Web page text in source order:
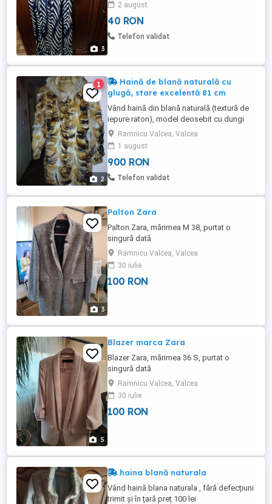
3
2 august
40 RON
Telefon validat
2
1
Haină de blană naturală cu
glugă, stare excelentă 81 cm
Vând haină din blană naturală (textură de
iepure raton), model deosebit cu dungi
orizontale multicolore (maro, bej, gri).
Blana este foarte moale, mătăsoasă la
atingere și densă.Lungime: 81 cm.Stare:
Foarte bună, bine întreținută.Detalii: Are
glugă și sistem de închidere discret. Este
Ramnicu Valcea, Valcea
1 august
900 RON
Telefon validat
3
Palton Zara
Palton Zara, mărimea M 38, purtat o
singură dată
Ramnicu Valcea, Valcea
30 iulie
100 RON
5
Blazer marca Zara
Blazer Zara, mărimea 36 S, purtat o
singură dată
Ramnicu Valcea, Valcea
30 iulie
100 RON
haina blană naturala
Vând haină blana naturala , fără defecțiuni
trimit și în țară preț 100 lei